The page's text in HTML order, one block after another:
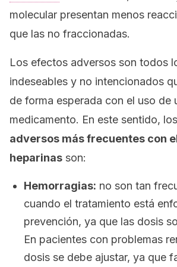
molecular presentan menos
que las no fraccionadas.
Los efectos adversos son todos
indeseables y no intencionados
de forma esperada con el uso de
medicamento. En este sentido, los
adversos más frecuentes con
heparinas son:
Hemorragias: no son tan
cuando el tratamiento está
prevención, ya que las dosis
En pacientes con problemas
dosis se debe ajustar, ya que